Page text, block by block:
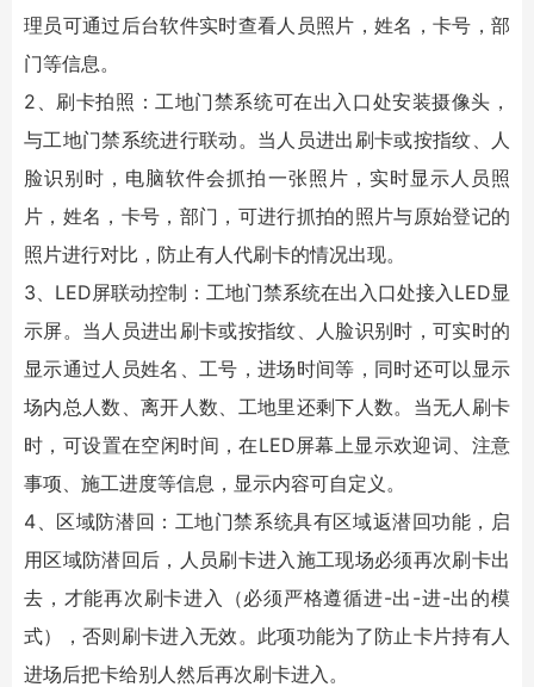
理员可通过后台软件实时查看人员照片，姓名，卡号，部
门等信息。
2、刷卡拍照：工地门禁系统可在出入口处安装摄像头，
与工地门禁系统进行联动。当人员进出刷卡或按指纹、人
脸识别时，电脑软件会抓拍一张照片，实时显示人员照
片，姓名，卡号，部门，可进行抓拍的照片与原始登记的
照片进行对比，防止有人代刷卡的情况出现。
3、LED屏联动控制：工地门禁系统在出入口处接入LED显
示屏。当人员进出刷卡或按指纹、人脸识别时，可实时的
显示通过人员姓名、工号，进场时间等，同时还可以显示
场内总人数、离开人数、工地里还剩下人数。当无人刷卡
时，可设置在空闲时间，在LED屏幕上显示欢迎词、注意
事项、施工进度等信息，显示内容可自定义。
4、区域防潜回：工地门禁系统具有区域返潜回功能，启
用区域防潜回后，人员刷卡进入施工现场必须再次刷卡出
去，才能再次刷卡进入（必须严格遵循进-出-进-出的模
式），否则刷卡进入无效。此项功能为了防止卡片持有人
进场后把卡给别人然后再次刷卡进入。